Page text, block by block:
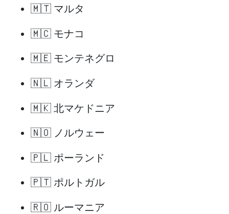
🇲🇹 マルタ
🇲🇨 モナコ
🇲🇪 モンテネグロ
🇳🇱 オランダ
🇲🇰 北マケドニア
🇳🇴 ノルウェー
🇵🇱 ポーランド
🇵🇹 ポルトガル
🇷🇴 ルーマニア